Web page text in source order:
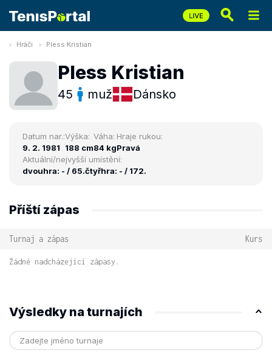
Hráči Pless Kristian
Pless Kristian
45 muž Dánsko
Datum nar.:
9. 2. 1981
Výška:
188 cm
Váha:
84 kg
Hraje rukou:
Pravá
Aktuální/nejvyšší umístění:
dvouhra: - / 65.čtyřhra: - / 172.
Příští zápas
Turnaj a zápas Kurs
Žádné nadcházející zápasy.
Výsledky na turnajích